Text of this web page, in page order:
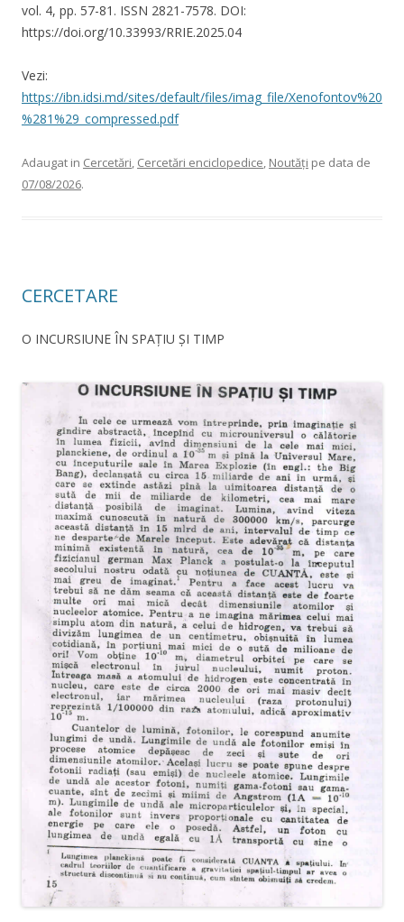
vol. 4, pp. 57-81. ISSN 2821-7578. DOI:
https://doi.org/10.33993/RRIE.2025.04
Vezi:
https://ibn.idsi.md/sites/default/files/imag_file/Xenofontov%20
%281%29_compressed.pdf
Adaugat in Cercetări, Cercetări enciclopedice, Noutăți pe data de
07/08/2026.
CERCETARE
O INCURSIUNE ÎN SPAȚIU ȘI TIMP